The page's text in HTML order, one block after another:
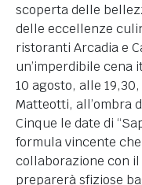
scoperta delle
delle eccellenze
ristoranti Arcadia e
un’imperdibile cena
10 agosto, alle
Matteotti, all’ombra
Cinque le date di
formula vincente
collaborazione con
preparerà sfiziose